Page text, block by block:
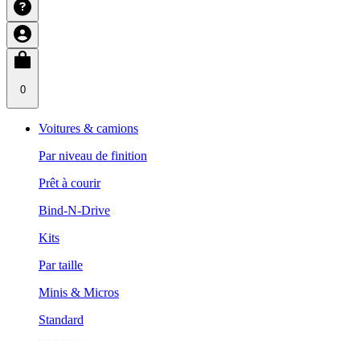
0
Voitures & camions
Par niveau de finition
Prêt à courir
Bind-N-Drive
Kits
Par taille
Minis & Micros
Standard